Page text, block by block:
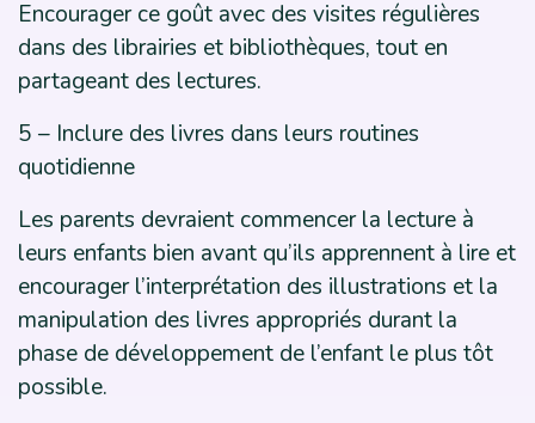
Encourager ce goût avec des visites régulières
dans des librairies et bibliothèques, tout en
partageant des lectures.
5 – Inclure des livres dans leurs routines
quotidienne
Les parents devraient commencer la lecture à
leurs enfants bien avant qu’ils apprennent à lire et
encourager l’interprétation des illustrations et la
manipulation des livres appropriés durant la
phase de développement de l’enfant le plus tôt
possible.